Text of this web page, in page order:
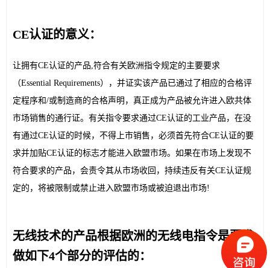
CE认证的意义：
让拥有CE认证的产品,符合有关欧洲指令规定的主要要求
（Essential Requirements），并证实该产品已通过了相应的合格评
定程序和/或制造商的合格声明，真正成为产品被允许进入欧共体
市场销售的通行证。有关指令要求通过CE认证的工业产品，在没
有通过CE认证的时候，不得上市销售，必须首先符合CE认证的要
求并加贴CE认证的标志才能进入欧盟市场。如果在市场上发现不
符合要求的产品，会责令其从市场收回，持续违反有关CE认证规
定的，将被限制或禁止进入欧盟市场或被迫退出市场!
无线技术的产品根据欧洲的无线电指令是要求
做如下4个部分的评估的：